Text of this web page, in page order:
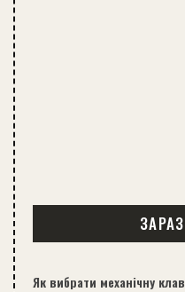
Як вибрати механічну